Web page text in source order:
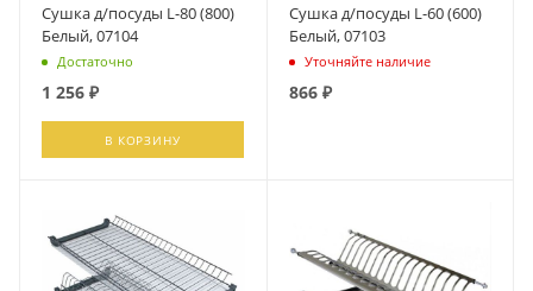
Сушка д/посуды L-80 (800)
Белый, 07104
Достаточно
1 256 ₽
В КОРЗИНУ
Сушка д/посуды L-60 (600)
Белый, 07103
Уточняйте наличие
866₽